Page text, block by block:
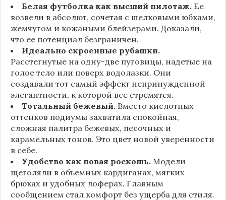
Белая футболка как высший пилотаж. Ее
возвели в абсолют, сочетая с шелковыми юбками,
жемчугом и кожаными блейзерами. Доказали,
что ее потенциал безграничен.
Идеально скроенные рубашки.
Расстегнутые на одну-две пуговицы, надетые на
голое тело или поверх водолазки. Они
создавали тот самый эффект непринужденной
элегантности, к которой все стремятся.
Тотальный бежевый. Вместо кислотных
оттенков подиумы захватила спокойная,
сложная палитра бежевых, песочных и
карамельных тонов. Это цвет новой уверенности
в себе.
Удобство как новая роскошь. Модели
щеголяли в объемных кардиганах, мягких
брюках и удобных лоферах. Главным
сообщением стал комфорт без ущерба для стиля.